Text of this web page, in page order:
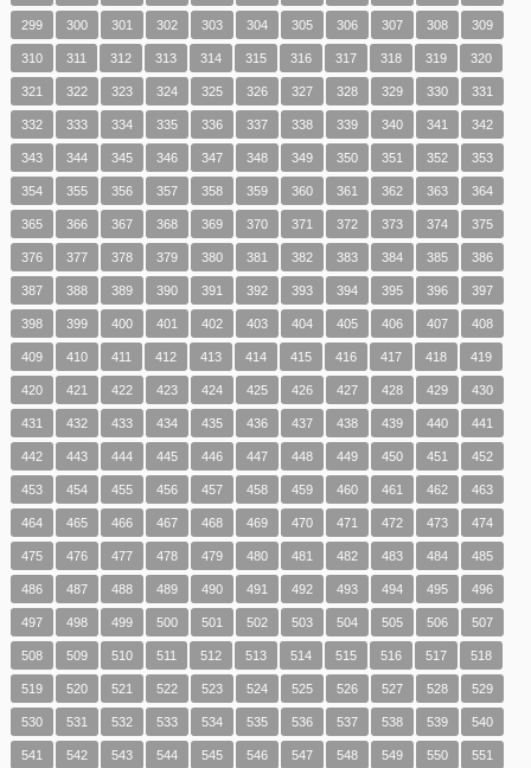
299 300 301 302 303 304 305 306 307 308 309
310 311 312 313 314 315 316 317 318 319 320
321 322 323 324 325 326 327 328 329 330 331
332 333 334 335 336 337 338 339 340 341 342
343 344 345 346 347 348 349 350 351 352 353
354 355 356 357 358 359 360 361 362 363 364
365 366 367 368 369 370 371 372 373 374 375
376 377 378 379 380 381 382 383 384 385 386
387 388 389 390 391 392 393 394 395 396 397
398 399 400 401 402 403 404 405 406 407 408
409 410 411 412 413 414 415 416 417 418 419
420 421 422 423 424 425 426 427 428 429 430
431 432 433 434 435 436 437 438 439 440 441
442 443 444 445 446 447 448 449 450 451 452
453 454 455 456 457 458 459 460 461 462 463
464 465 466 467 468 469 470 471 472 473 474
475 476 477 478 479 480 481 482 483 484 485
486 487 488 489 490 491 492 493 494 495 496
497 498 499 500 501 502 503 504 505 506 507
508 509 510 511 512 513 514 515 516 517 518
519 520 521 522 523 524 525 526 527 528 529
530 531 532 533 534 535 536 537 538 539 540
541 542 543 544 545 546 547 548 549 550 551